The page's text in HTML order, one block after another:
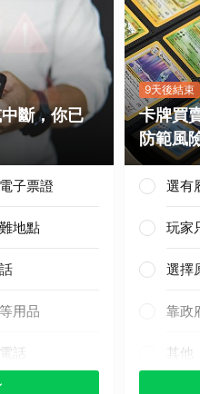
斷，你已
子票證
地點
用品
話
9天後結束
卡牌買
防範風
選有
玩家
選擇
靠政
其他